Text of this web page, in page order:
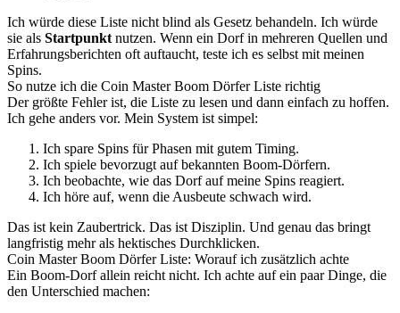
Ich würde diese Liste nicht blind als Gesetz behandeln. Ich würde
sie als Startpunkt nutzen. Wenn ein Dorf in mehreren Quellen und
Erfahrungsberichten oft auftaucht, teste ich es selbst mit meinen
Spins.
So nutze ich die Coin Master Boom Dörfer Liste richtig
Der größte Fehler ist, die Liste zu lesen und dann einfach zu hoffen.
Ich gehe anders vor. Mein System ist simpel:
Ich spare Spins für Phasen mit gutem Timing.
Ich spiele bevorzugt auf bekannten Boom-Dörfern.
Ich beobachte, wie das Dorf auf meine Spins reagiert.
Ich höre auf, wenn die Ausbeute schwach wird.
Das ist kein Zaubertrick. Das ist Disziplin. Und genau das bringt
langfristig mehr als hektisches Durchklicken.
Coin Master Boom Dörfer Liste: Worauf ich zusätzlich achte
Ein Boom-Dorf allein reicht nicht. Ich achte auf ein paar Dinge, die
den Unterschied machen: